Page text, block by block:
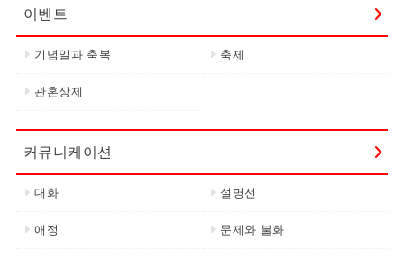
이벤트
기념일과 축복 축제
관혼상제
커뮤니케이션
대화 설명선
애정 문제와 불화